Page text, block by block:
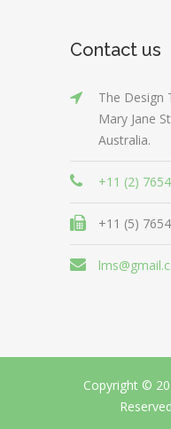
Contact us
The Design
Mary Jane
Australia.
+11 (2)
+11 (5)
Copyright ©